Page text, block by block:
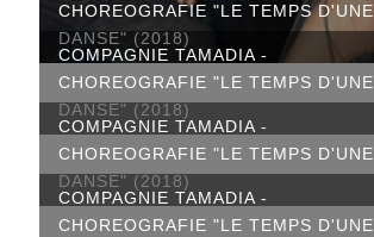
CHOREOGRAFIE "LE TEMPS D'UNE
DANSE" (2018)
COMPAGNIE TAMADIA -
CHOREOGRAFIE "LE TEMPS D'UNE
DANSE" (2018)
COMPAGNIE TAMADIA -
CHOREOGRAFIE "LE TEMPS D'UNE
DANSE" (2018)
COMPAGNIE TAMADIA -
CHOREOGRAFIE "LE TEMPS D'UNE